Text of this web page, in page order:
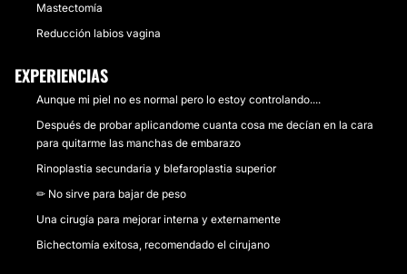
Mastectomía
Reducción labios vagina
EXPERIENCIAS
Aunque mi piel no es normal pero lo estoy controlando....
Después de probar aplicandome cuanta cosa me decían en la cara
para quitarme las manchas de embarazo
Rinoplastia secundaria y blefaroplastia superior
✏ No sirve para bajar de peso
Una cirugía para mejorar interna y externamente
Bichectomía exitosa, recomendado el cirujano